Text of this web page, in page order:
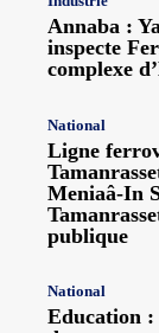
Annaba :
inspecte
complexe
National
Ligne
Meniaâ-In
publique
National
Education